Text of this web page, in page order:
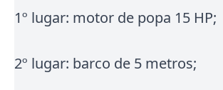
1º lugar: motor de popa 15 HP;
2º lugar: barco de 5 metros;